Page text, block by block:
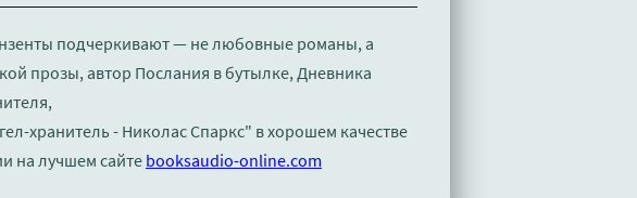
подчеркивают — не любовные романы, а
прозы, автор Послания в бутылке, Дневника
хранитель - Николас Спаркс" в хорошем качестве
на лучшем сайте booksaudio-online.com